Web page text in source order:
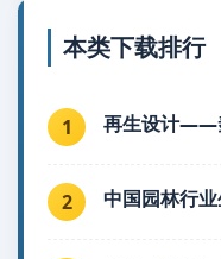
本类下载排行
1 再生设计——
2 中国园林行